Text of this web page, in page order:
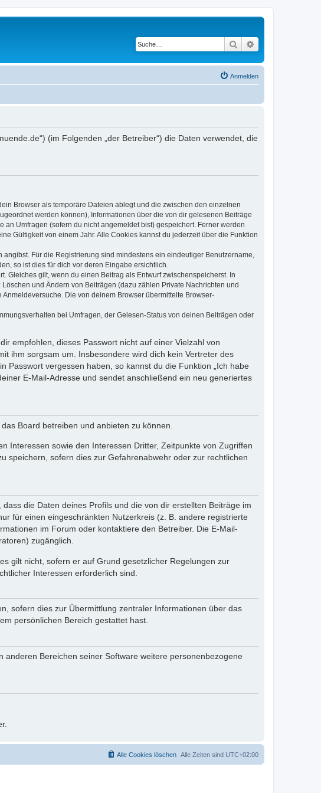
Suche
Anmelden
(im Folgenden „der Betreiber“) die Daten verwendet, die
Browser als temporäre Dateien ablegt und die zwischen den einzelnen
werden können), Informationen über die von dir gelesenen Beiträge
Umfragen (sofern du nicht angemeldet bist) gespeichert. Ferner werden
Gültigkeit von einem Jahr. Alle Cookies kannst du jederzeit über die Funktion
Für die Registrierung sind mindestens ein eindeutiger Benutzername,
so ist dies für dich vor deren Eingabe ersichtlich.
Gleiches gilt, wenn du einen Beitrag als Entwurf zwischenspeicherst. In
und Ändern von Beiträgen (dazu zählen Private Nachrichten und
Die von deinem Browser übermittelte Browser-
bei Umfragen, der Gelesen-Status von deinen Beiträgen oder
empfohlen, dieses Passwort nicht auf einer Vielzahl von
ihm sorgsam um. Insbesondere wird dich kein Vertreter des
Passwort vergessen haben, so kannst du die Funktion „Ich habe
E-Mail-Adresse und sendet anschließend ein neu generiertes
Board betreiben und anbieten zu können.
Interessen sowie den Interessen Dritter, Zeitpunkte von Zugriffen
speichern, sofern dies zur Gefahrenabwehr oder zur rechtlichen
die Daten deines Profils und die von dir erstellten Beiträge im
für einen eingeschränkten Nutzerkreis (z. B. andere registrierte
im Forum oder kontaktiere den Betreiber. Die E-Mail-
zugänglich.
gilt nicht, sofern er auf Grund gesetzlicher Regelungen zur
Interessen erforderlich sind.
sofern dies zur Übermittlung zentraler Informationen über das
persönlichen Bereich gestattet hast.
Bereichen seiner Software weitere personenbezogene
Alle Zeiten sind UTC+02:00
Alle Cookies löschen